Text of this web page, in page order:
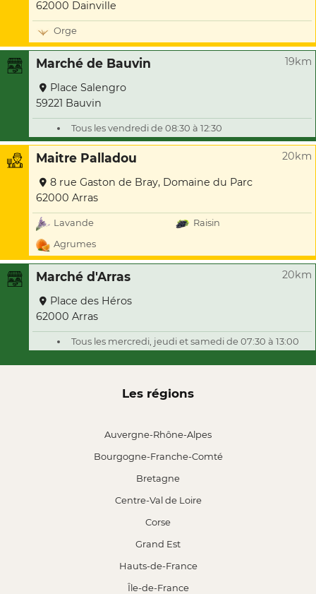
62000 Dainville
Orge
Marché de Bauvin 19km
Place Salengro
59221 Bauvin
Tous les vendredi de 08:30 à 12:30
Maitre Palladou 20km
8 rue Gaston de Bray, Domaine du Parc
62000 Arras
Lavande
Raisin
Agrumes
Marché d'Arras 20km
Place des Héros
62000 Arras
Tous les mercredi, jeudi et samedi de 07:30 à 13:00
Les régions
Auvergne-Rhône-Alpes
Bourgogne-Franche-Comté
Bretagne
Centre-Val de Loire
Corse
Grand Est
Hauts-de-France
Île-de-France